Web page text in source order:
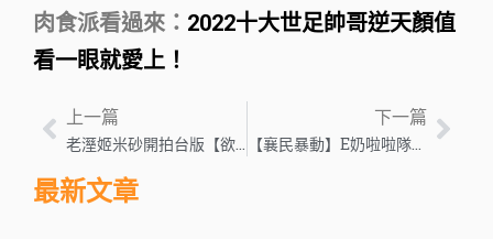
肉食派看過來： 2022十大世足帥哥逆天顏值
看一眼就愛上！
上一篇
老溼姬米砂開拍台版【欲罷不能】慾火焚身實境秀你能忍住不色色嗎?
下一篇
【襄民暴動】E奶啦啦隊女神林襄高清影片被狂刷40萬次
最新文章